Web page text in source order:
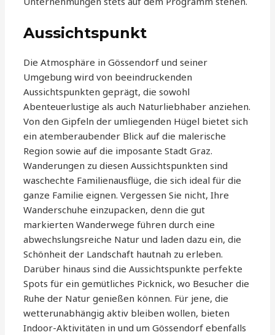
Aussichtspunkt
Die Atmosphäre in Gössendorf und seiner
Umgebung wird von beeindruckenden
Aussichtspunkten geprägt, die sowohl
Abenteuerlustige als auch Naturliebhaber anziehen.
Von den Gipfeln der umliegenden Hügel bietet sich
ein atemberaubender Blick auf die malerische
Region sowie auf die imposante Stadt Graz.
Wanderungen zu diesen Aussichtspunkten sind
waschechte Familienausflüge, die sich ideal für die
ganze Familie eignen. Vergessen Sie nicht, Ihre
Wanderschuhe einzupacken, denn die gut
markierten Wanderwege führen durch eine
abwechslungsreiche Natur und laden dazu ein, die
Schönheit der Landschaft hautnah zu erleben.
Darüber hinaus sind die Aussichtspunkte perfekte
Spots für ein gemütliches Picknick, wo Besucher die
Ruhe der Natur genießen können. Für jene, die
wetterunabhängig aktiv bleiben wollen, bieten
Indoor-Aktivitäten in und um Gössendorf ebenfalls